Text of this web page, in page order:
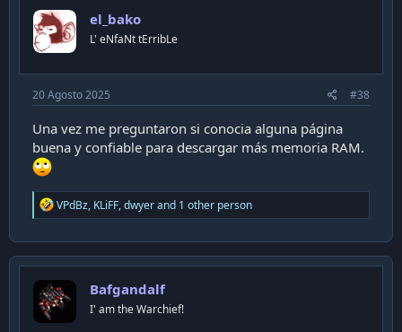
o
n
s
el_bako
L' eNfaNt tErribLe
20 Agosto 2025 #38
Una vez me preguntaron si conocia alguna página
buena y confiable para descargar más memoria RAM.
R
e
c
t
o
n
VPdBz, KLiFF,dwyerand 1 other person
Bafgandalf
I' am the Warchief!